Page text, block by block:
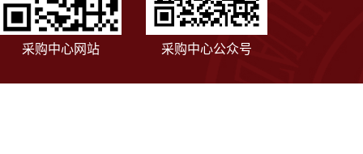
采购中心网站 采购中心公众号